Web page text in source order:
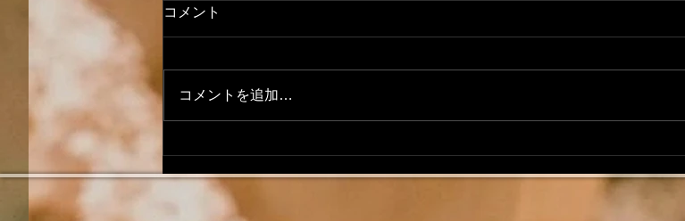
『ちゃぼの宝石いなり』プレ
コメント
コメントを追加…